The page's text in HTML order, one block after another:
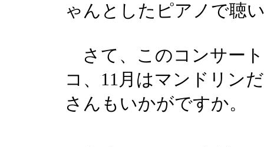
ゃんとしたピアノで聴
さて、このコンサー
コ、11月はマンドリン
さんもいかがですか。